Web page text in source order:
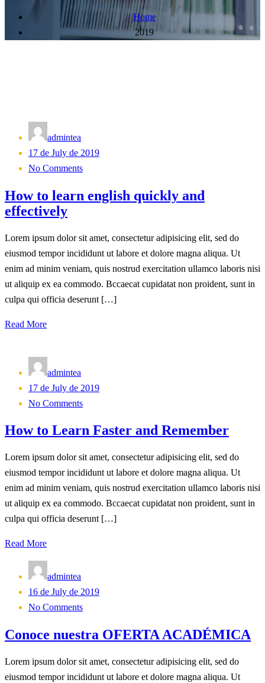
Home
2019
admintea
Posted
on
17 de July de 2019
No Comments
How to learn english quickly and
effectively
Lorem ipsum dolor sit amet, consectetur adipisicing elit, sed do
eiusmod tempor incididunt ut labore et dolore magna aliqua. Ut
enim ad minim veniam, quis nostrud exercitation ullamco laboris nisi
ut aliquip ex ea commodo. Bccaecat cupidatat non proident, sunt in
culpa qui officia deserunt […]
Read More
admintea
Posted
on
17 de July de 2019
No Comments
How to Learn Faster and Remember
Lorem ipsum dolor sit amet, consectetur adipisicing elit, sed do
eiusmod tempor incididunt ut labore et dolore magna aliqua. Ut
enim ad minim veniam, quis nostrud exercitation ullamco laboris nisi
ut aliquip ex ea commodo. Bccaecat cupidatat non proident, sunt in
culpa qui officia deserunt […]
Read More
admintea
Posted
on
16 de July de 2019
No Comments
Conoce nuestra OFERTA ACADÉMICA
Lorem ipsum dolor sit amet, consectetur adipisicing elit, sed do
eiusmod tempor incididunt ut labore et dolore magna aliqua. Ut